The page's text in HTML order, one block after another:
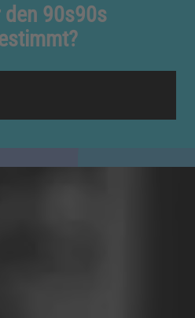
90s90s